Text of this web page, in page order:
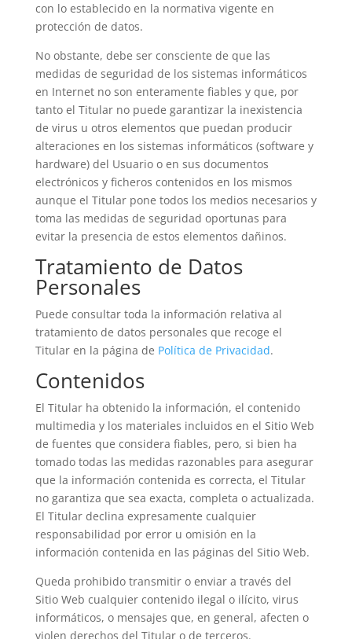
con lo establecido en la normativa vigente en
protección de datos.
No obstante, debe ser consciente de que las
medidas de seguridad de los sistemas informáticos
en Internet no son enteramente fiables y que, por
tanto el Titular no puede garantizar la inexistencia
de virus u otros elementos que puedan producir
alteraciones en los sistemas informáticos (software y
hardware) del Usuario o en sus documentos
electrónicos y ficheros contenidos en los mismos
aunque el Titular pone todos los medios necesarios y
toma las medidas de seguridad oportunas para
evitar la presencia de estos elementos dañinos.
Tratamiento de Datos
Personales
Puede consultar toda la información relativa al
tratamiento de datos personales que recoge el
Titular en la página de Política de Privacidad.
Contenidos
El Titular ha obtenido la información, el contenido
multimedia y los materiales incluidos en el Sitio Web
de fuentes que considera fiables, pero, si bien ha
tomado todas las medidas razonables para asegurar
que la información contenida es correcta, el Titular
no garantiza que sea exacta, completa o actualizada.
El Titular declina expresamente cualquier
responsabilidad por error u omisión en la
información contenida en las páginas del Sitio Web.
Queda prohibido transmitir o enviar a través del
Sitio Web cualquier contenido ilegal o ilícito, virus
informáticos, o mensajes que, en general, afecten o
violen derechos del Titular o de terceros.